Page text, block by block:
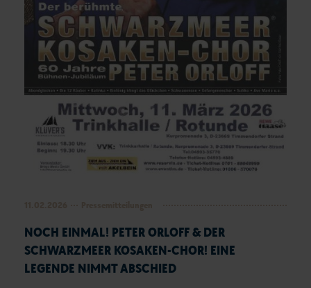
NOCH EINMAL! PETER ORLOFF & DER
SCHWARZMEER KOSAKEN-CHOR! EINE
LEGENDE NIMMT ABSCHIED